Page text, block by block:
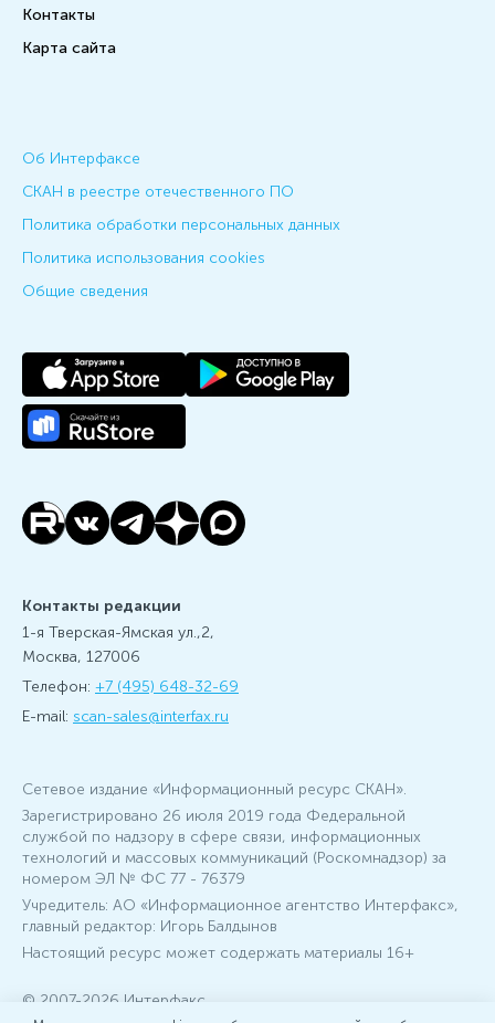
Контакты
Карта сайта
Об Интерфаксе
СКАН в реестре отечественного ПО
Политика обработки персональных данных
Политика использования cookies
Общие сведения
Сетевое издание «Информационный ресурс СКАН».
Зарегистрировано 26 июля 2019 года Федеральной
службой по надзору в сфере связи, информационных
технологий и массовых коммуникаций (Роскомнадзор) за
номером ЭЛ № ФС 77 - 76379
Учредитель: АО «Информационное агентство Интерфакс»,
главный редактор: Игорь Балдынов
Настоящий ресурс может содержать материалы 16+
© 2007-2026 Интерфакс
Контакты редакции
1-я Тверская-Ямская ул.,2,
Москва, 127006
Телефон: +7 (495) 648-32-69
E-mail: scan-sales@interfax.ru